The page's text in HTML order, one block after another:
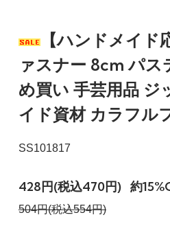
【ハンドメイド
ァスナー 8cm パス
め買い 手芸用品 ジ
イド資材 カラフル
SS101817
428円(税込470円) 約
504円(税込554円)